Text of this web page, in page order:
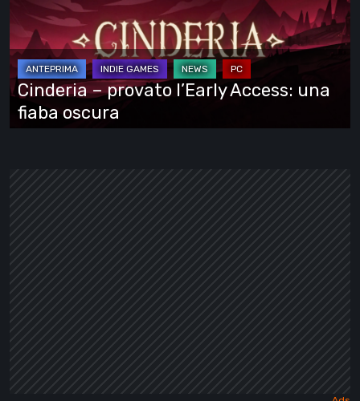
l’Early
Access:
una
fiaba
oscura
Cinderia – provato l’Early Access: una
fiaba oscura